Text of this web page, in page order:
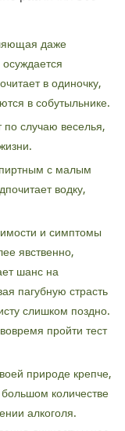
даже
в одиночку,
в собутыльнике.
случаю веселья,
с малым
водку,
и симптомы
явственно,
шанс на
пагубную страсть
слишком поздно.
пройти тест
природе крепче,
большом количестве
алкоголя.